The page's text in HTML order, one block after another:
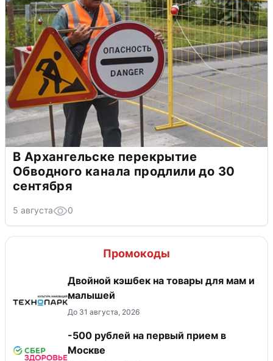
В Архангельске перекрытие
Обводного канала продлили до 30
сентября
5 августа 0
Промокоды
Двойной кэшбек на товары для мам и
малышей
До 31 августа, 2026
-500 рублей на первый прием в
Москве